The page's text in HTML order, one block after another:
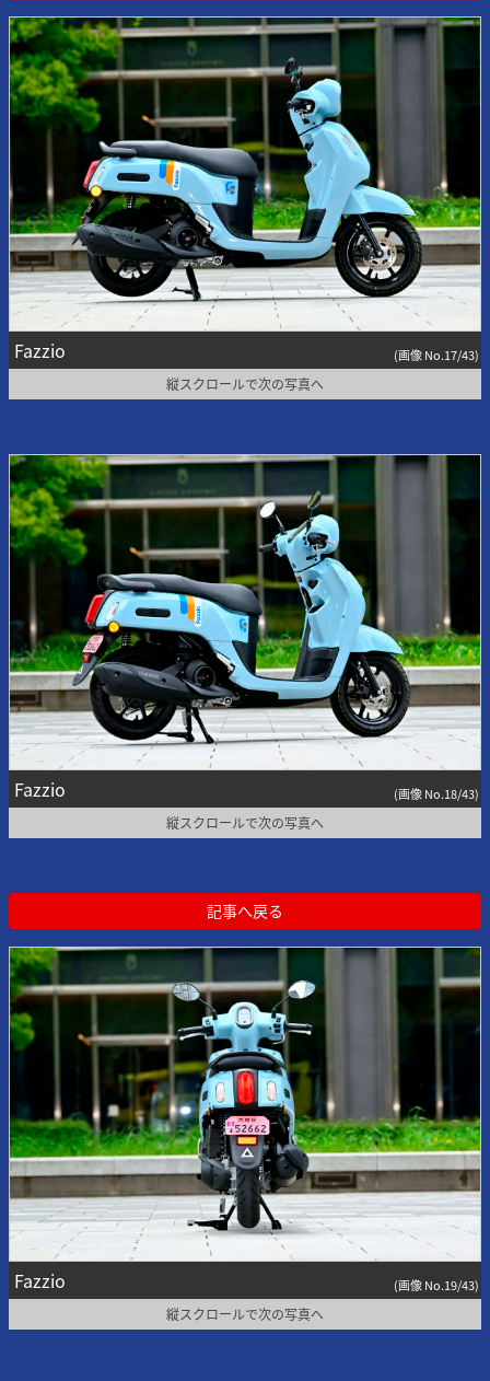
Fazzio (画像 No.17/43)
縦スクロールで次の写真へ
Fazzio (画像 No.18/43)
縦スクロールで次の写真へ
記事へ戻る
Fazzio (画像 No.19/43)
縦スクロールで次の写真へ